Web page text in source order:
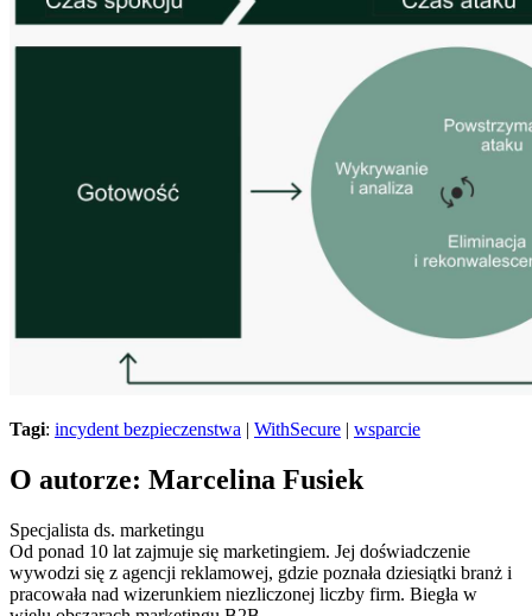
Tagi: incydent bezpieczenstwa | WithSecure | wsparcie
O autorze: Marcelina Fusiek
Specjalista ds. marketingu
Od ponad 10 lat zajmuje się marketingiem. Jej doświadczenie
wywodzi się z agencji reklamowej, gdzie poznała dziesiątki branż i
pracowała nad wizerunkiem niezliczonej liczby firm. Biegła w